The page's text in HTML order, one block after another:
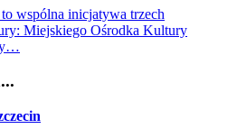
wspólna inicjatywa trzech
Miejskiego Ośrodka Kultury